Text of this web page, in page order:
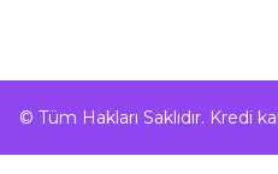
© Tüm Hakları Saklıdır. Kredi